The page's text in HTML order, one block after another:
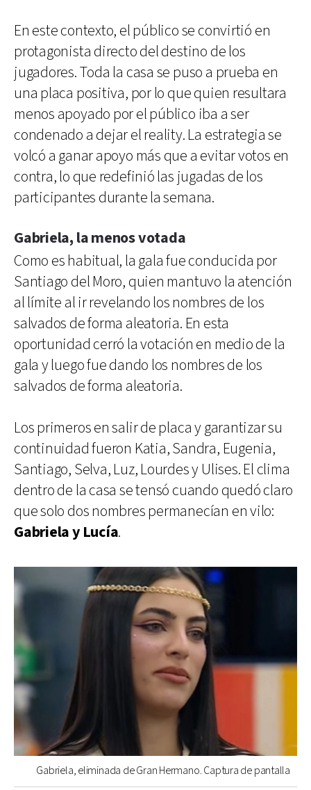
En este contexto, el público se convirtió en
protagonista directo del destino de los
jugadores. Toda la casa se puso a prueba en
una placa positiva, por lo que quien resultara
menos apoyado por el público iba a ser
condenado a dejar el reality. La estrategia se
volcó a ganar apoyo más que a evitar votos en
contra, lo que redefinió las jugadas de los
participantes durante la semana.
Gabriela, la menos votada
Como es habitual, la gala fue conducida por
Santiago del Moro, quien mantuvo la atención
al límite al ir revelando los nombres de los
salvados de forma aleatoria. En esta
oportunidad cerró la votación en medio de la
gala y luego fue dando los nombres de los
salvados de forma aleatoria.
Los primeros en salir de placa y garantizar su
continuidad fueron Katia, Sandra, Eugenia,
Santiago, Selva, Luz, Lourdes y Ulises. El clima
dentro de la casa se tensó cuando quedó claro
que solo dos nombres permanecían en vilo:
Gabriela y Lucía.
Gabriela, eliminada de Gran Hermano. Captura de pantalla